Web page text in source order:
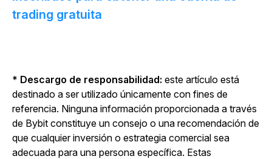
trading gratuita
* Descargo de responsabilidad: este artículo está
destinado a ser utilizado únicamente con fines de
referencia. Ninguna información proporcionada a través
de Bybit constituye un consejo o una recomendación de
que cualquier inversión o estrategia comercial sea
adecuada para una persona específica. Estas